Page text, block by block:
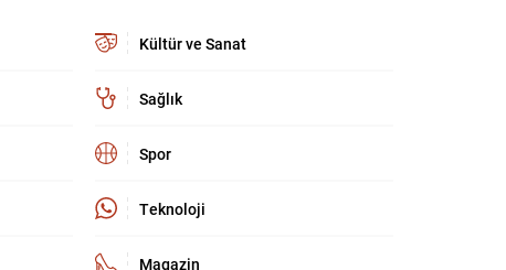
Kültür ve Sanat
Sağlık
Spor
Teknoloji
Magazin